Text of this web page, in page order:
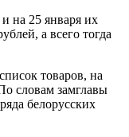
на 25 января их
а всего тогда
товаров, на
словам замглавы
белорусских